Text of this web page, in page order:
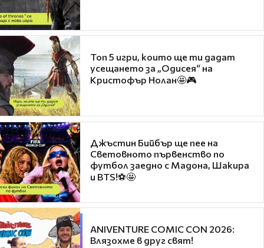
Топ 5 игри, които ще ти дадат
усещането за „Одисея“ на
Кристофър Нолан🤩🎮
Джъстин Бийбър ще пее на
Световното първенство по
футбол заедно с Мадона, Шакира
и BTS!⚽🤩
ANIVENTURE COMIC CON 2026:
Влязохме в друг свят!